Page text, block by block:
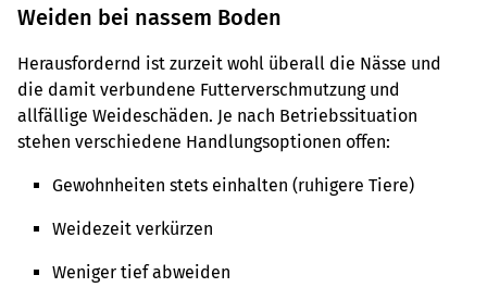
Weiden bei nassem Boden
Herausfordernd ist zurzeit wohl überall die Nässe und
die damit verbundene Futterverschmutzung und
allfällige Weideschäden. Je nach Betriebssituation
stehen verschiedene Handlungsoptionen offen:
Gewohnheiten stets einhalten (ruhigere Tiere)
Weidezeit verkürzen
Weniger tief abweiden